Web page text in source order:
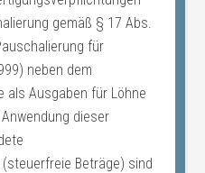
gemäß § 17 Abs.
für
neben dem
als Ausgaben für Löhne
dieser
Beträge) sind